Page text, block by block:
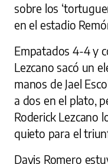
sobre los
en el estadio
Empatados 4-4 y
Lezcano sacó un
manos de Jael
a dos en el plato,
Roderick Lezcano
quieto para el
Davis Romero